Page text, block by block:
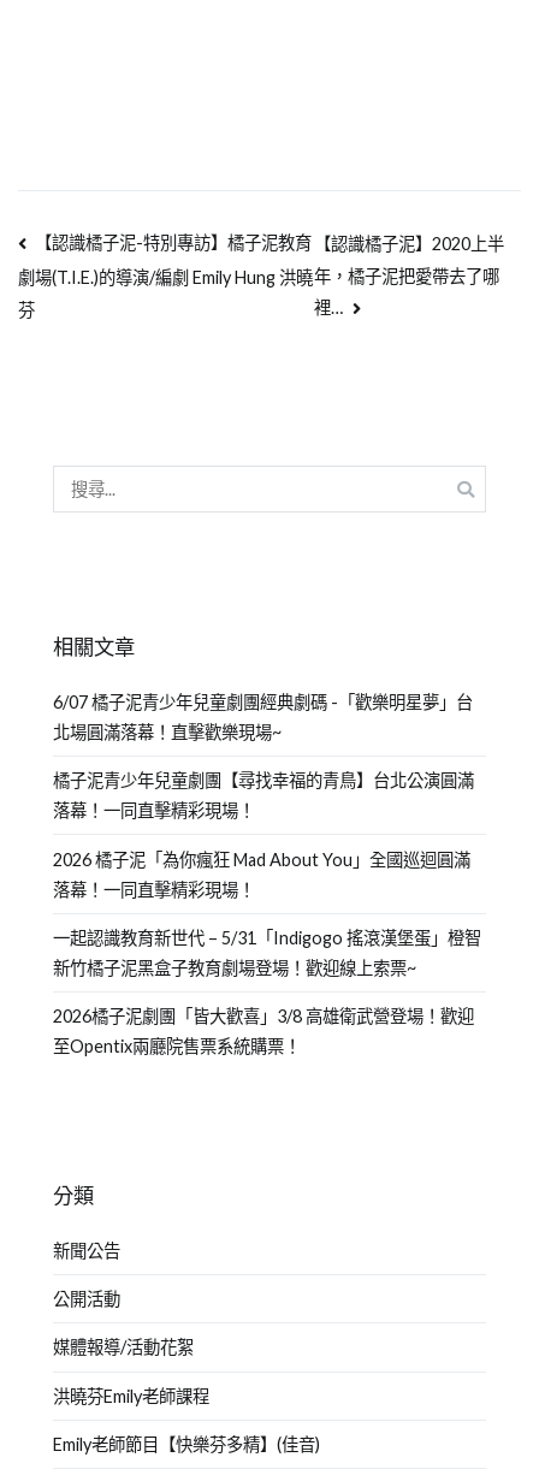
【認識橘子泥-特別專訪】橘子泥教育
劇場(T.I.E.)的導演/編劇 Emily Hung 洪曉
芬
【認識橘子泥】2020上半
年，橘子泥把愛帶去了哪
裡…
相關文章
6/07 橘子泥青少年兒童劇團經典劇碼 -「歡樂明星夢」台
北場圓滿落幕！直擊歡樂現場~
橘子泥青少年兒童劇團【尋找幸福的青鳥】台北公演圓滿
落幕！一同直擊精彩現場！
2026 橘子泥「為你瘋狂 Mad About You」全國巡迴圓滿
落幕！一同直擊精彩現場！
一起認識教育新世代 – 5/31「Indigogo 搖滾漢堡蛋」橙智
新竹橘子泥黑盒子教育劇場登場！歡迎線上索票~
2026橘子泥劇團「皆大歡喜」3/8 高雄衛武營登場！歡迎
至Opentix兩廳院售票系統購票！
分類
新聞公告
公開活動
媒體報導/活動花絮
洪曉芬Emily老師課程
Emily老師節目【快樂芬多精】(佳音)